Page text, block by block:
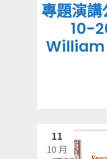
專題演
10-
William
11
10 月